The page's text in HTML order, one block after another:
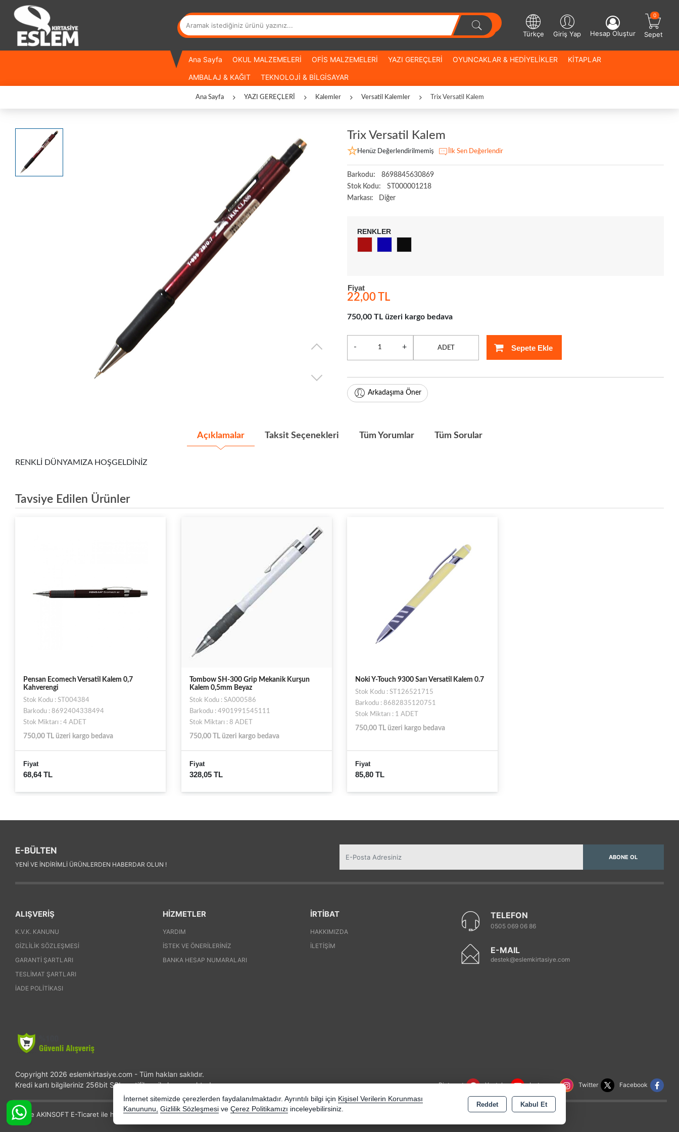
Sepet
0
Türkçe Giriş Yap Hesap Oluştur
Ana Sayfa OKUL MALZEMELERİ OFİS MALZEMELERİ YAZI GEREÇLERİ OYUNCAKLAR & HEDİYELİKLER KİTAPLAR
AMBALAJ & KAĞIT TEKNOLOJİ & BİLGİSAYAR
Ana Sayfa YAZI GEREÇLERİ Kalemler Versatil Kalemler Trix Versatil Kalem
Trix Versatil Kalem
Henüz Değerlendirilmemiş İlk Sen Değerlendir
Barkodu:
8698845630869
Stok Kodu:
ST000001218
Markası:
Diğer
RENKLER
Fiyat
22,00 TL
750,00 TL üzeri kargo bedava
- + ADET Sepete Ekle
Arkadaşıma Öner
Açıklamalar Taksit Seçenekleri Tüm Yorumlar Tüm Sorular
RENKLİ DÜNYAMIZA HOŞGELDİNİZ
Tavsiye Edilen Ürünler
Pensan Ecomech Versatil Kalem 0,7
Kahverengi
Stok Kodu : ST004384
Barkodu : 8692404338494
Stok Miktarı : 4 ADET
750,00 TL üzeri kargo bedava
Fiyat
68,64 TL
Tombow SH-300 Grip Mekanik Kurşun
Kalem 0,5mm Beyaz
Stok Kodu : SA000586
Barkodu : 4901991545111
Stok Miktarı : 8 ADET
750,00 TL üzeri kargo bedava
Fiyat
328,05 TL
Noki Y-Touch 9300 Sarı Versatil Kalem 0.7
Stok Kodu : ST126521715
Barkodu : 8682835120751
Stok Miktarı : 1 ADET
750,00 TL üzeri kargo bedava
Fiyat
85,80 TL
E-BÜLTEN
YENI VE INDIRIMLI ÜRÜNLERDEN HABERDAR OLUN !
ABONE OL
ALIŞVERİŞ
K.V.K. KANUNU
GIZLILIK SÖZLEŞMESI
GARANTI ŞARTLARI
TESLIMAT ŞARTLARI
İADE POLITIKASI
HİZMETLER
YARDIM
İSTEK VE ÖNERILERINIZ
BANKA HESAP NUMARALARI
İRTİBAT
HAKKIMIZDA
İLETIŞIM
TELEFON
0505 069 06 86
E-MAIL
destek@eslemkirtasiye.com
Copyright 2026 eslemkirtasiye.com - Tüm hakları saklıdır.
Kredi kartı bilgileriniz 256bit SSL sertifikası ile korunmaktadır.
Facebook
Twitter
Instagram
Youtube
Pinterest
Bu site AKINSOFT E-Ticaret ile hazırlanmıştır.
İnternet sitemizde çerezlerden faydalanılmaktadır. Ayrıntılı bilgi için Kişisel Verilerin Korunması
Kanununu, Gizlilik Sözleşmesi ve Çerez Politikamızı inceleyebilirsiniz.
Reddet Kabul Et